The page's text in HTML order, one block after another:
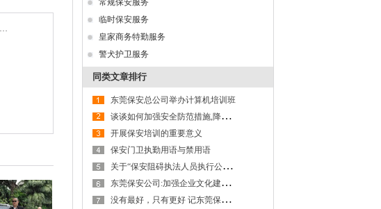
边的安全防范工作，创建安全稳定的校园及周边环境
常规保安服务
临时保安服务
皇家商务特勤服务
警犬护卫服务
同类文章排行
东莞保安总公司举办计算机培训班
谈
谈如何加强安全防范措施,降低保安职业风险
开展保安培训的重要意义
保安门卫执勤用语与禁用语
关
于“保安阻碍执法人员执行公务”问题的探讨
东
莞保安公司:加强企业文化建设,以文化力激活生产力
没
有最好，只有更好 记东莞保安服务公司第九大队保安班班长李成杰